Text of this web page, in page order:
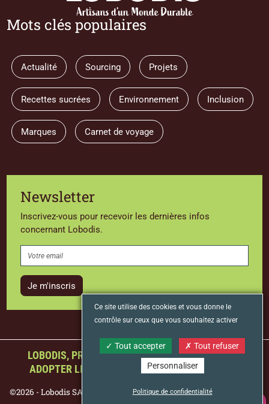
Mots clés populaires
Actualité Sourcing Projets
Recettes sucrées Environnement Inclusion
Marques Carnet de voyage
Newsletter
Inscrivez-vous pour recevoir les dernières infos
concernant Lobodis.
Je m'inscris
LOBODIS, PREMIER TORRÉFACTEUR FRANÇAIS À
ADOPTER LE STATUT D’ENTREPRISE À MISSION
©2026 - Lobodis SAS Mentions légales
Protection des données
Ce site utilise des cookies et vous donne le
contrôle sur ceux que vous souhaitez activer
Tout accepter Tout refuser
Personnaliser
Politique de confidentialité